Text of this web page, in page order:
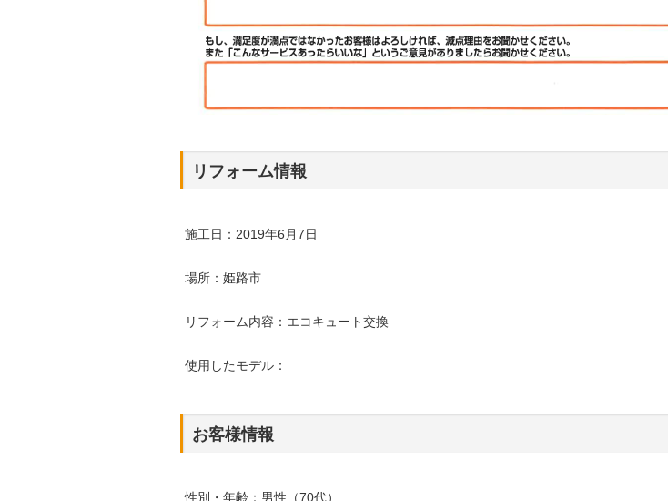
リフォーム情報
施工日：2019年6月7日
場所：姫路市
リフォーム内容：エコキュート交換
使用したモデル：
お客様情報
性別・年齢：男性（70代）